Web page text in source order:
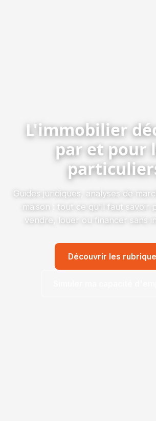
L'immobilier
par et pour
Guides juridiques, analyses de
maison : tout ce qu'il faut savoir
vendre, louer ou financer sans
Découvrir les